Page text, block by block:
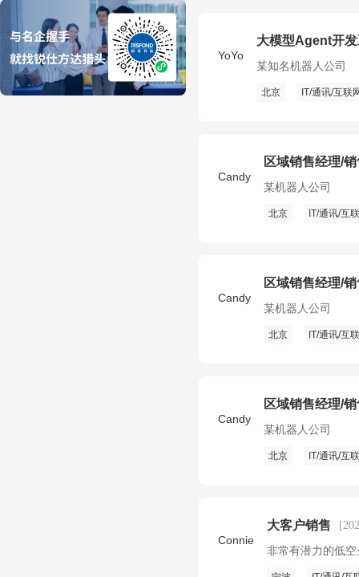
YoYo
大模型Agent开
某知名机器人公司
北京 IT/通讯/互联
Candy
区域销售经理/
某机器人公司
北京 IT/通讯/互
Candy
区域销售经理/
某机器人公司
北京 IT/通讯/互
Candy
区域销售经理/
某机器人公司
北京 IT/通讯/互
Connie
大客户销售
非常有潜力的低空